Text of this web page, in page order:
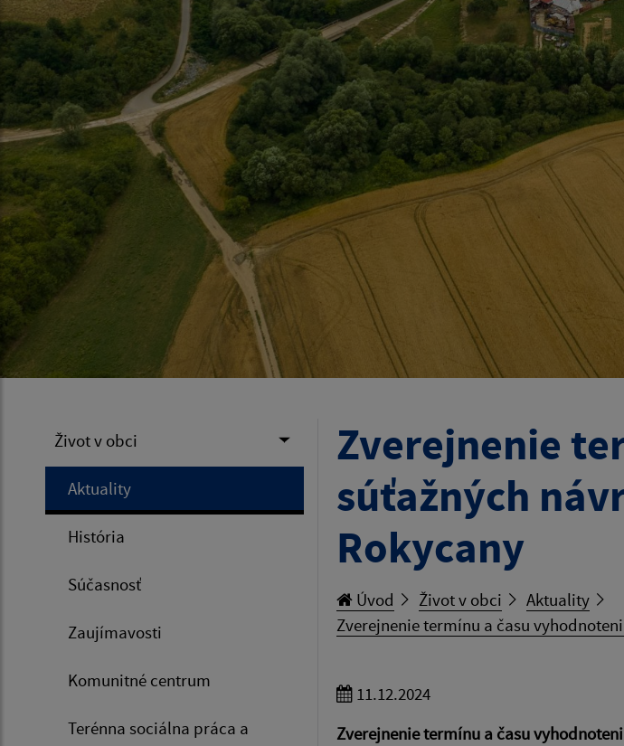
Život v obci
Aktuality
História
Súčasnosť
Zaujímavosti
Komunitné centrum
Terénna sociálna práca a
Zverejnenie
súťažných
Rokycany
Úvod Život v obci
Aktuality
Zverejnenie termínu a času
11.12.2024
Zverejnenie termínu a času